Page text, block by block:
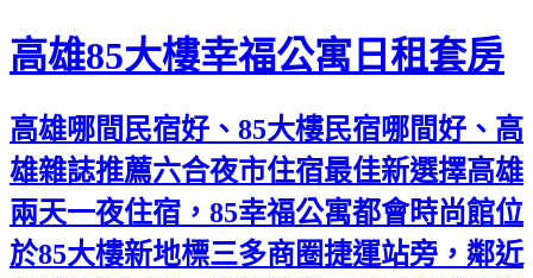
高雄85大樓幸福公寓日租套房
高雄哪間民宿好、85大樓民宿哪間好、高
雄雜誌推薦六合夜市住宿最佳新選擇高雄
兩天一夜住宿，85幸福公寓都會時尚館位
於85大樓新地標三多商圈捷運站旁，鄰近